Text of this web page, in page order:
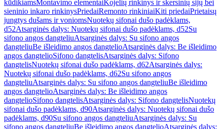
kūdikiamsMontavimo elementaiKojelių rinkinys ir skersinių sijų bei
sieninio inkaro rinkinysPriedaiRemonto rinkiniaiKiti priedaiPrietaisų
jungtys dušams ir voniomsNuotekų sifonai dušo padėklams,
d52Atsarginės dalys: Nuotekų sifonai dušo padėklams, d52Su
sifono angos dangteliuAtsarginės dalys: Su sifono angos
dangteliuBe išleidimo angos dangtelioAtsarginės dalys: Be išleidimo
angos dangtelioSifono dangtelisAtsarginės dalys: Sifono
dangtelisNuotekų sifonai dušo padėklams, d62Atsarginės dalys:
Nuotekų sifonai dušo padėklams, d62Su sifono angos
dangteliuAtsarginės dalys: Su sifono angos dangteliuBe išleidimo
angos dangtelioAtsarginės dalys: Be išleidimo angos
dangtelioSifono dangtelisAtsarginės dalys: Sifono dangtelisNuotekų
sifonai dušo padėklams, d90Atsarginės dalys: Nuotekų sifonai dušo
padėklams, d90Su sifono angos dangteliuAtsarginės dalys: Su
sifono angos dangteliuBe išleidimo angos dangtelioAtsarginės dalys: